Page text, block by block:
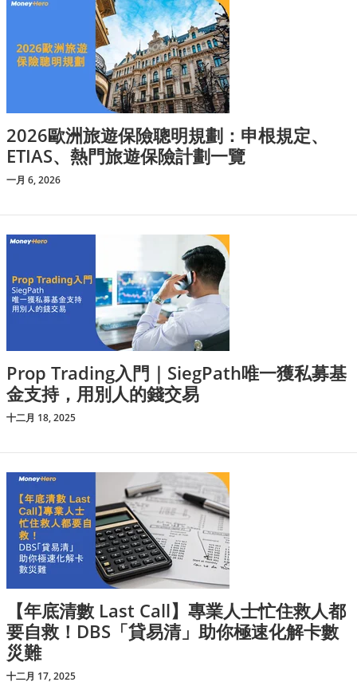
2026歐洲旅遊保險聰明規劃：申根規定、
ETIAS、熱門旅遊保險計劃一覽
一月 6, 2026
Prop Trading入門｜SiegPath唯一獲私募基
金支持，用別人的錢交易
十二月 18, 2025
【年底清數 Last Call】專業人士忙住救人都
要自救！DBS「貸易清」助你極速化解卡數
災難
十二月 17, 2025